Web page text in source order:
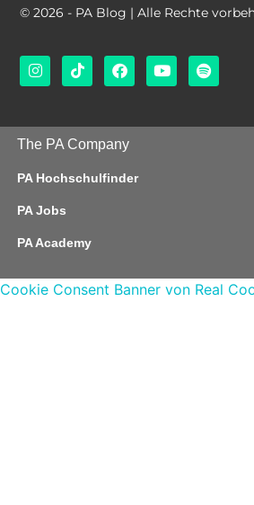
© 2026 - PA Blog | Alle Rechte
The PA Company
PA Hochschulfinder
PA Jobs
PA Academy
Cookie Consent Banner von Real